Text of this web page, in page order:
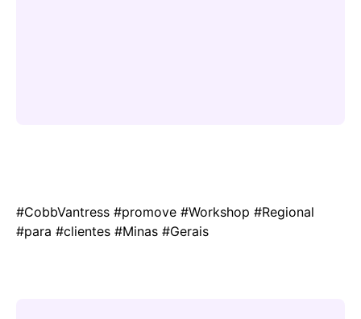
#CobbVantress #promove #Workshop #Regional
#para #clientes #Minas #Gerais